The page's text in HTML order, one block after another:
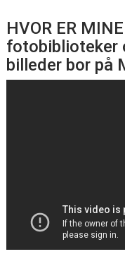
HVOR ER
fotobiblioteker
billeder bor på